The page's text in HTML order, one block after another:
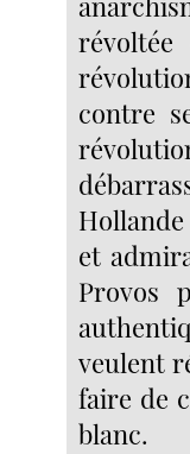
contre
et
Provos
veulent
faire de
blanc.